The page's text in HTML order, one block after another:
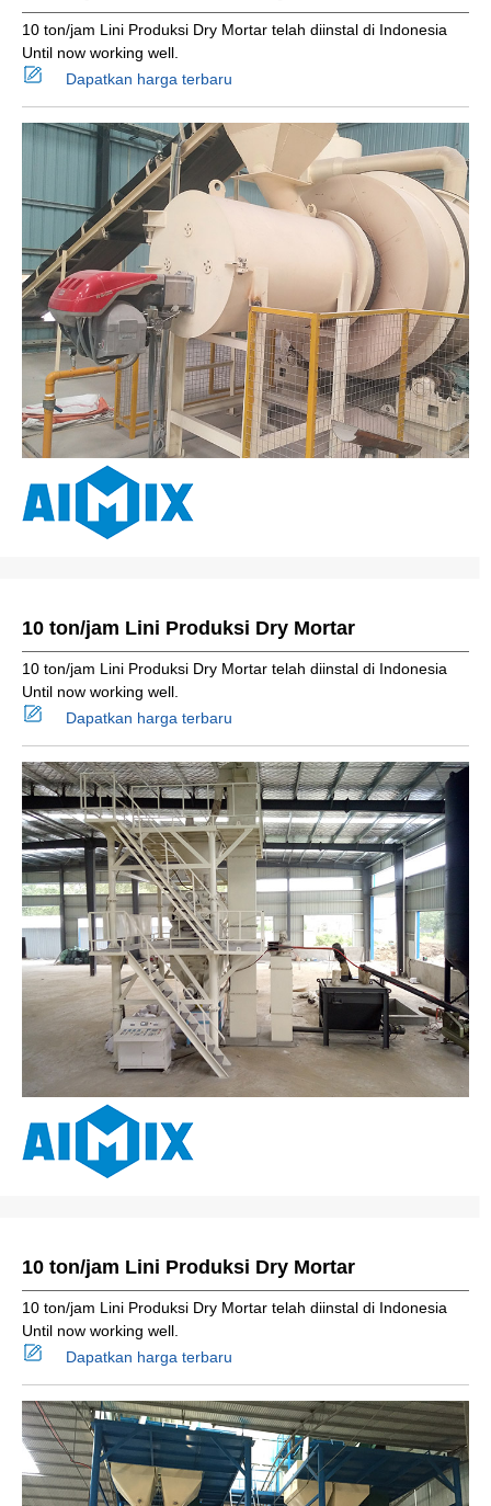
10 ton/jam Lini Produksi Dry Mortar telah diinstal di Indonesia
Until now working well.
Dapatkan harga terbaru
10 ton/jam Lini Produksi Dry Mortar
10 ton/jam Lini Produksi Dry Mortar telah diinstal di Indonesia
Until now working well.
Dapatkan harga terbaru
10 ton/jam Lini Produksi Dry Mortar
10 ton/jam Lini Produksi Dry Mortar telah diinstal di Indonesia
Until now working well.
Dapatkan harga terbaru